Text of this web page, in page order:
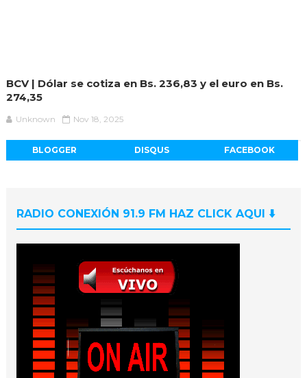
BCV | Dólar se cotiza en Bs. 236,83 y el euro en Bs.
274,35
Unknown Nov 18, 2025
BLOGGER DISQUS FACEBOOK
RADIO CONEXIÓN 91.9 FM HAZ CLICK AQUI ⬇️